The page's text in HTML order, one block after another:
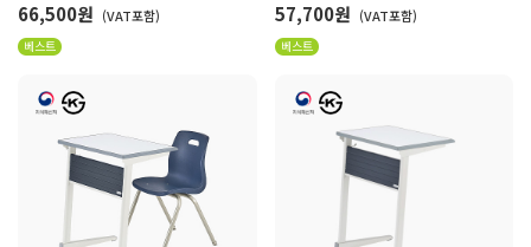
66,500원 (VAT포함)
베스트
57,700원 (VAT포함)
베스트